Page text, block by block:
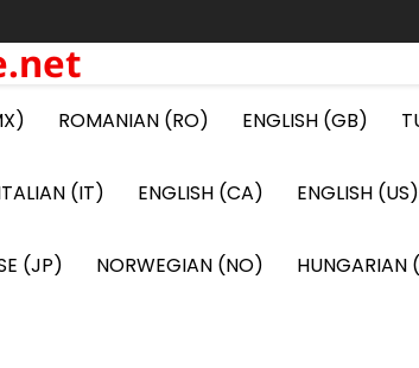
ROMANIAN (RO) ENGLISH (GB)
(IT) ENGLISH (CA) ENGLISH (US)
(JP) NORWEGIAN (NO) HUNGARIAN